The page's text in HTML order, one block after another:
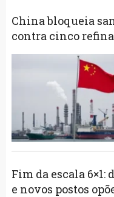
China bloqueia
contra cinco
Fim da escala
e novos postos